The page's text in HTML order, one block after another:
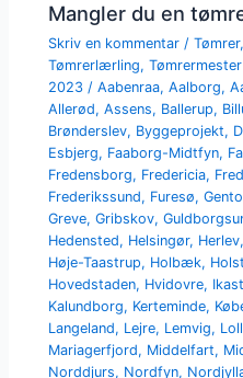
Mangler du en
Skriv en kommentar /Tømrer
Tømrerlærling,Tømrermester
2023/Aabenraa,Aalborg,
Allerød,Assens, Ballerup,
Brønderslev, Byggeprojekt,
Esbjerg, Faaborg-Midtfyn,
Fredensborg, Fredericia,
Frederikssund, Furesø,
Greve,Gribskov,
Hedensted, Helsingør, Herlev,
Høje-Taastrup, Holbæk,
Hovedstaden, Hvidovre,
Kalundborg, Kerteminde,
Langeland, Lejre, Lemvig,
Mariagerfjord, Middelfart,
Norddjurs, Nordfyn,